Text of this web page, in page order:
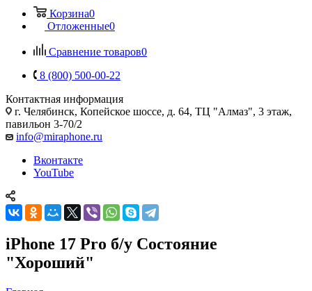
Корзина0
Отложенные0
Сравнение товаров0
8 (800) 500-00-22
Контактная информация
г. Челябинск, Копейское шоссе, д. 64, ТЦ "Алмаз", 3 этаж,
павильон 3-70/2
info@miraphone.ru
Вконтакте
YouTube
iPhone 17 Pro б/у Состояние
"Хороший"